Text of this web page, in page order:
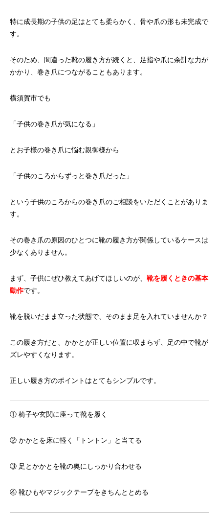
特に成長期の子供の足はとても柔らかく、骨や爪の形も未完成で
す。
そのため、間違った靴の履き方が続くと、足指や爪に余計な力が
かかり、巻き爪につながることもあります。
横須賀市でも
「子供の巻き爪が気になる」
とお子様の巻き爪に悩む親御様から
「子供のころからずっと巻き爪だった」
という子供のころからの巻き爪のご相談をいただくことがありま
す。
その巻き爪の原因のひとつに靴の履き方が関係しているケースは
少なくありません。
まず、子供にぜひ教えてあげてほしいのが、 靴を履くときの基本
動作です。
靴を脱いだまま立った状態で、そのまま足を入れていませんか？
この履き方だと、かかとが正しい位置に収まらず、足の中で靴が
ズレやすくなります。
正しい履き方のポイントはとてもシンプルです。
① 椅子や玄関に座って靴を履く
② かかとを床に軽く「トントン」と当てる
③ 足とかかとを靴の奥にしっかり合わせる
④ 靴ひもやマジックテープをきちんととめる